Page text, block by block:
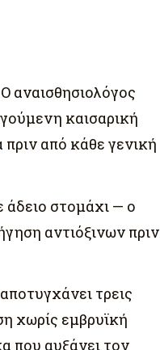
Ο αναισθησιολόγος
καισαρική
από κάθε γενική
άδειο στομάχι — ο
αντιόξινων πριν
τρεις
χωρίς εμβρυϊκή
που αυξάνει τον